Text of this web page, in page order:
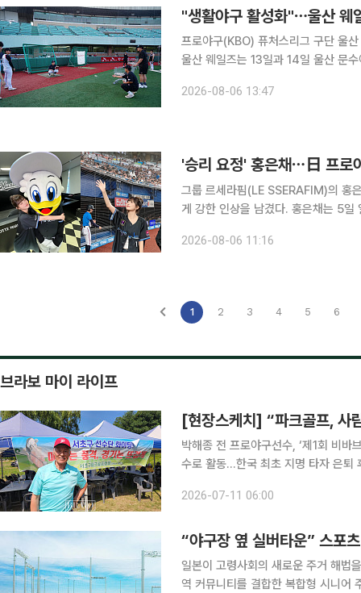
"생활야구 활성화"⋯울산 웨
프로야구(KBO) 퓨처스리그 구단 울
울산 웨일즈는 13일과 14일 울산 문
고ㆍ마이스터고ㆍ신정고ㆍ언양고ㆍ
2026-08-06 13:47
'승리 요정' 홍은채⋯日 프로
그룹 르세라핌(LE SSERAFIM)의 홍
게 강한 인상을 남겼다. 홍은채는 5일 일본 지바현 조조 마린 스타디움에서 열린 일본프로야구
표 여름 이벤트 ‘블랙 서머 위크
2026-08-06 11:16
1 2 3 4 5 6
브라보 마이 라이프
[현장스케치] “파크골프, 사
박해종 전 프로야구선수, ‘제1회 비바브라보배
수로 활동…한국 최초 지명 타자 은퇴
서울 강남탄천파크골프장에서 열린 ‘
2026-07-11 06:00
“야구장 옆 실버타운” 스포
일본이 고령사회의 새로운 주거 해법
역 커뮤니티를 결합한 복합형 시니어 주거단지가 등장한